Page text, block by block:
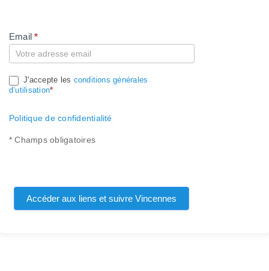
Compte
Email*
J'accepte les conditions générales
d’utilisation*
Politique de confidentialité
* Champs obligatoires
Accéder aux liens et suivre Vincennes